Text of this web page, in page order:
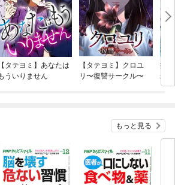
【タテヨミ】あなたは
ういりません
【タテヨミ】クロユ
リ〜復讐サークル〜
病
が
ぎ
もっと見る